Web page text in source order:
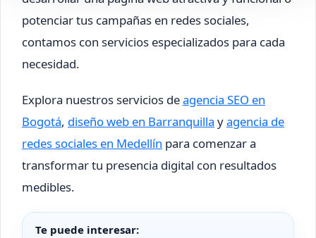
potenciar tus campañas en redes sociales,
contamos con servicios especializados para cada
necesidad.
Explora nuestros servicios deagencia SEO en
Bogotá, diseño web en Barranquilla yagencia de
redes sociales en Medellín para comenzar a
transformar tu presencia digital con resultados
medibles.
Te puede interesar: